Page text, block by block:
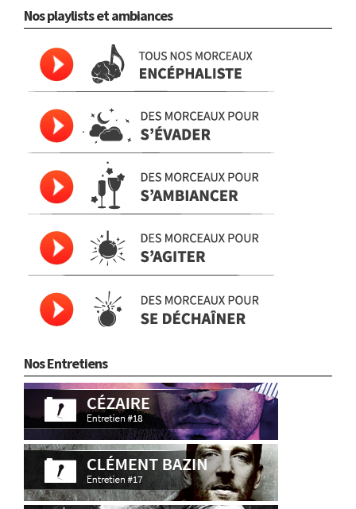
Nos playlists et ambiances
Nos Entretiens